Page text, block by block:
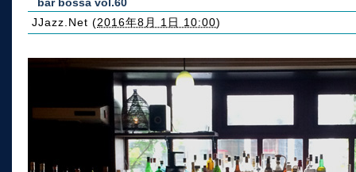
JJazz.Net (2016年8月 1日 10:00)